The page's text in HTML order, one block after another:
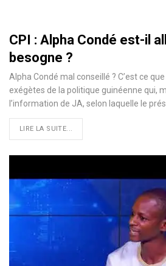
CPI : Alpha Condé est-il
besogne ?
Alpha Condé mal conseillé ? C’est ce
exégètes de la politique guinéenne qui,
l’information de JA, selon laquelle le
LIRE LA SUITE...